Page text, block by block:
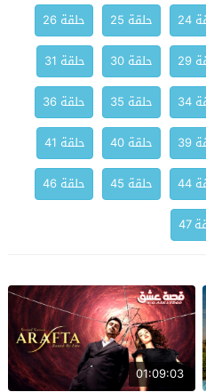
حلقة 25
حلقة 26
29 حلقة 30
حلقة 31
حلقة 35
حلقة 36
39 حلقة 40
حلقة 41
حلقة 45
حلقة 46
47
01:09:03